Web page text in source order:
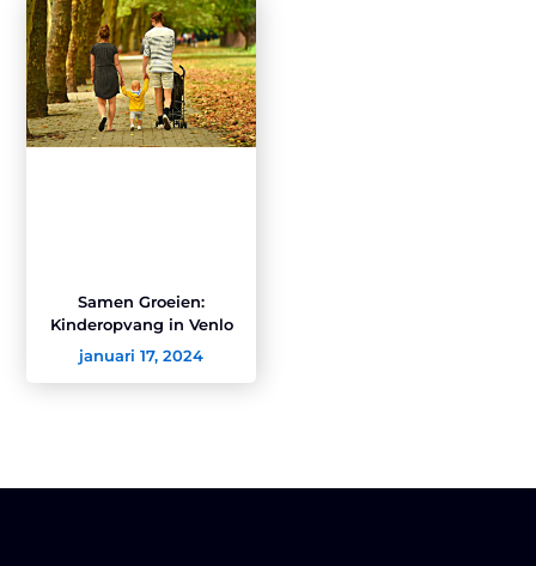
Samen Groeien:
Kinderopvang in Venlo
januari 17, 2024